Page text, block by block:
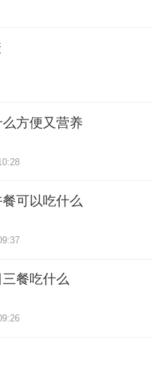
方便又营养
可以吃什么
餐吃什么